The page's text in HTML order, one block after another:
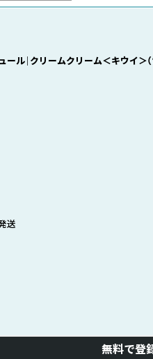
ール｜クリームクリーム＜キウイ＞
送
無料で登